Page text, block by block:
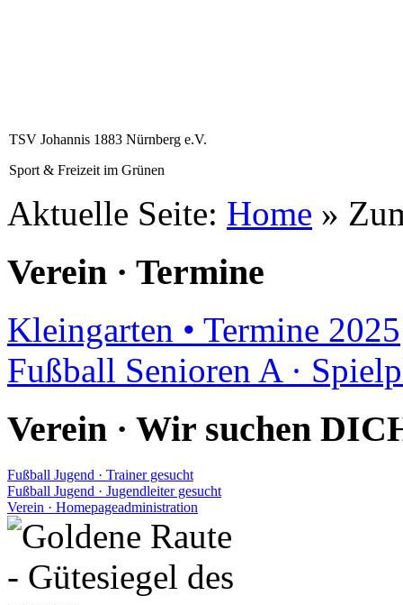
TSV Johannis 1883 Nürnberg e.V.
Sport & Freizeit im Grünen
Aktuelle Seite: Home »
Verein · Termine
Kleingarten • Termine 2025
Fußball Senioren A ·
Verein · Wir suchen
Fußball Jugend · Trainer gesucht
Fußball Jugend · Jugendleiter gesucht
Verein · Homepageadministration